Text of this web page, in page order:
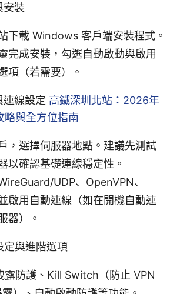
安裝
下載 Windows 客戶端安裝程式。
完成安裝，勾選自動啟動與啟用
項（若需要）。
連線設定 高鐵深圳北站：2026年
略與全方位指南
，選擇伺服器地點。建議先測試
以確認基礎連線穩定性。
UDP、OpenVPN、
啟用自動連線（如在開機自動連
器）。
定與進階選項
露防護、Kill Switch（防止 VPN